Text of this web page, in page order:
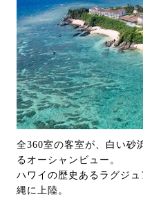
全360室の客室が、白い砂
るオーシャンビュー。
ハワイの歴史あるラグジ
縄に上陸。